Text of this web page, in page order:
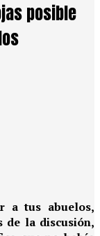
posible
a tus abuelos,
de la discusión,